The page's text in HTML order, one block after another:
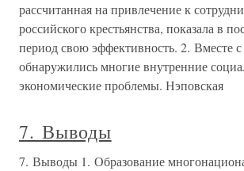
рассчитанная на привлечение к
российского крестьянства, показала в
период свою эффективность. 2. Вместе
обнаружились многие внутренние
экономические проблемы. Нэповская
7. Выводы
7. Выводы 1. Образование